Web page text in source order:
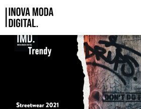
Pular para o Conteúdo principal
NOVAS PAUTAS PARA